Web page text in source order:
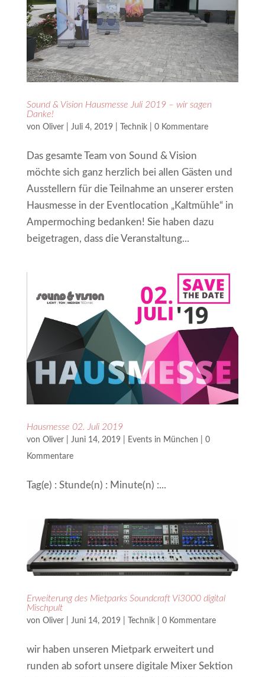
Sound & Vision Hausmesse Juli 2019 – wir sagen
Danke!
von Oliver| Juli 4, 2019| Technik| 0 Kommentare
Das gesamte Team von Sound & Vision
möchte sich ganz herzlich bei allen Gästen und
Ausstellern für die Teilnahme an unserer ersten
Hausmesse in der Eventlocation „Kaltmühle“ in
Ampermoching bedanken! Sie haben dazu
beigetragen, dass die Veranstaltung...
Hausmesse 02. Juli 2019
von Oliver| Juni 14, 2019| Events in München
0
Kommentare
Tag(e) : Stunde(n) : Minute(n) :...
Erweiterung des Mietparks Soundcraft Vi3000 digital
Mischpult
von Oliver| Juni 14, 2019| Technik| 0 Kommentare
wir haben unseren Mietpark erweitert und
runden ab sofort unsere digitale Mixer Sektion